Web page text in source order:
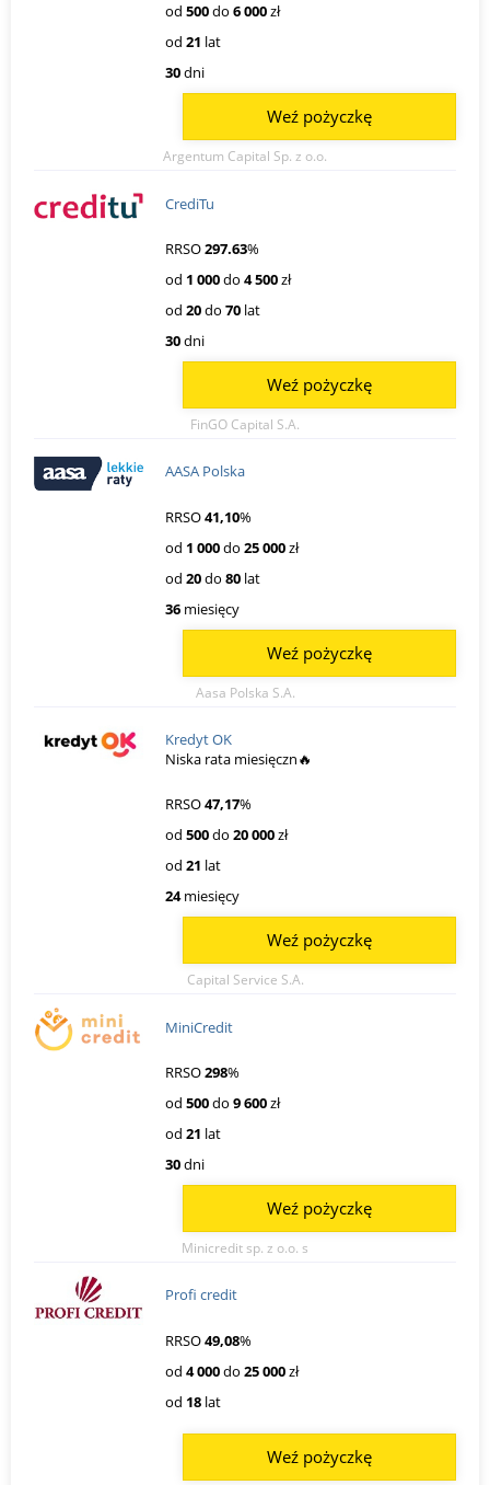
od 500do 6 000zł
od 21 lat
30dni
Argentum Capital Sp. z o.o.
Weź pożyczkę
CrediTu
RRSO297.63%
od 1 000do 4 500zł
od 20do 70 lat
30dni
FinGO Capital S.A.
Weź pożyczkę
AASA Polska
RRSO41,10%
od 1 000do 25 000zł
od 20do 80 lat
36 miesięcy
Aasa Polska S.A.
Weź pożyczkę
Kredyt OK
Niska rata miesięczn🔥
RRSO47,17%
od 500do 20 000zł
od 21 lat
24miesięcy
Capital Service S.A.
Weź pożyczkę
MiniCredit
RRSO298%
od 500do 9 600zł
od 21 lat
30dni
Minicredit sp. z o.o. s
Weź pożyczkę
Profi credit
RRSO49,08%
od 4 000do 25 000zł
od 18 lat
Weź pożyczkę